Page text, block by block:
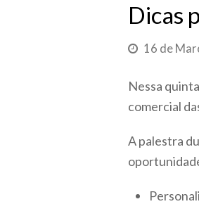
Dicas
16 de
Nessa
comercial
A palestra